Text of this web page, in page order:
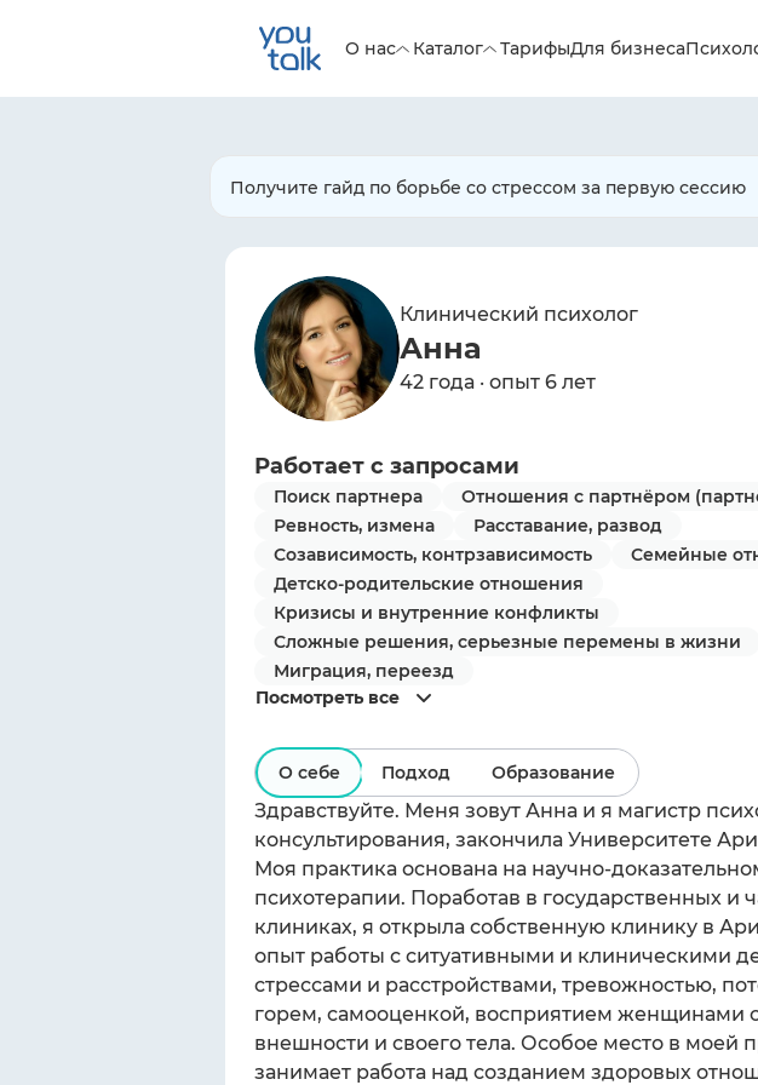
О нас Каталог ТарифыДля бизнеса
Получите гайд по борьбе со стрессом за первую сессию
Клинический психолог
Анна
42 года · опыт 6 лет
Работает с запросами
Поиск партнера
Отношения с партнёром
Ревность, измена
Расставание, развод
Созависимость, контрзависимость
Семейные
Детско-родительские отношения
Кризисы и внутренние конфликты
Сложные решения, серьезные перемены в жизни
Миграция, переезд
Посмотреть все
О себе Подход Образование
Здравствуйте. Меня зовут Анна и я магистр
консультирования, закончила Университете
Моя практика основана на научно-
психотерапии. Поработав в государственных и
клиниках, я открыла собственную клинику в
опыт работы с ситуативными и клиническими
стрессами и расстройствами, тревожностью,
горем, самооценкой, восприятием женщинами
внешности и своего тела. Особое место в моей
занимает работа над созданием здоровых